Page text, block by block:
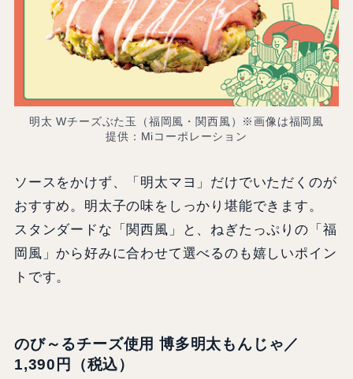
明太 Wチーズぶた玉（福岡風・関西風）※画像は福岡風
提供：Miコーポレーション
ソースをかけず、「明太マヨ」だけでいただくのが
おすすめ。明太子の味をしっかり堪能できます。
スタンダードな「関西風」と、ねぎたっぷりの「福
岡風」から好みに合わせて選べるのも嬉しいポイン
トです。
のび～るチーズ使用 博多明太もんじゃ／
1,390円（税込）